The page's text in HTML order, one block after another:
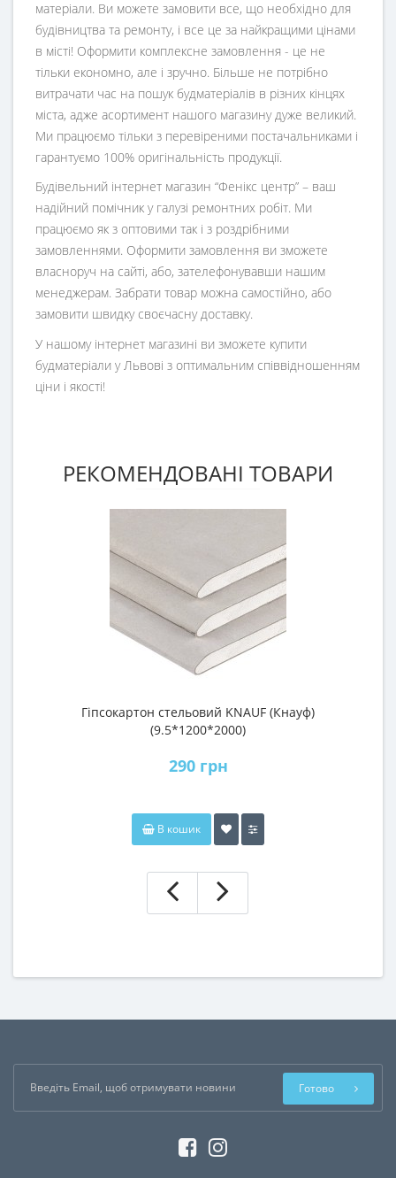
матеріали. Ви можете замовити все, що необхідно для
будівництва та ремонту, і все це за найкращими цінами
в місті! Оформити комплексне замовлення - це не
тільки економно, але і зручно. Більше не потрібно
витрачати час на пошук будматеріалів в різних кінцях
міста, адже асортимент нашого магазину дуже великий.
Ми працюємо тільки з перевіреними постачальниками і
гарантуємо 100% оригінальність продукції.
Будівельний інтернет магазин “Фенікс центр” – ваш
надійний помічник у галузі ремонтних робіт. Ми
працюємо як з оптовими так і з роздрібними
замовленнями. Оформити замовлення ви зможете
власноруч на сайті, або, зателефонувавши нашим
менеджерам. Забрати товар можна самостійно, або
замовити швидку своєчасну доставку.
У нашому інтернет магазині ви зможете купити
будматеріали у Львові з оптимальним співвідношенням
ціни і якості!
РЕКОМЕНДОВАНІ ТОВАРИ
Гіпсокартон стельовий KNAUF (Кнауф)
(9.5*1200*2000)
290 грн
В кошик
Готово